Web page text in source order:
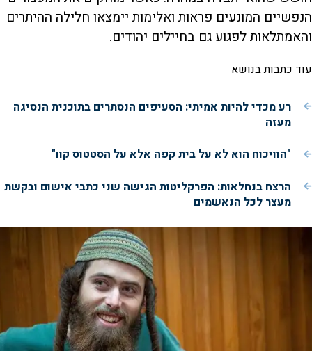
הנפשיים המונעים פראות ואלימות יימצאו חלילה ההיתרים
והאמתלאות לפגוע גם בחיילים יהודים.
עוד כתבות בנושא
רע מכדי להיות אמיתי: הסעיפים הנסתרים בתוכנית הנסיגה
מעזה
"הוויכוח הוא לא על בית קפה אלא על הסטטוס קוו"
הרצח בנחלאות: הפרקליטות הגישה שני כתבי אישום ובקשת
מעצר לכל הנאשמים